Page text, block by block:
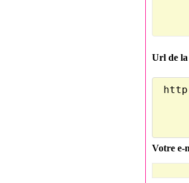
Url de la
Votre e-